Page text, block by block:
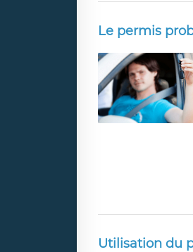
Le permis
Utilisation du